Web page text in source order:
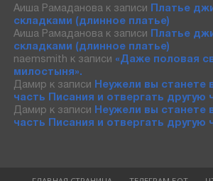
Аиша Рамадановак записи Платье
складками (длинное платье)
Аиша Рамадановак записи Платье
складками (длинное платье)
naemsmith к записи «Даже половая
милостыня».
Дамир к записи Неужели вы станете
часть Писания и отвергать другую
Дамир к записи Неужели вы станете
часть Писания и отвергать другую